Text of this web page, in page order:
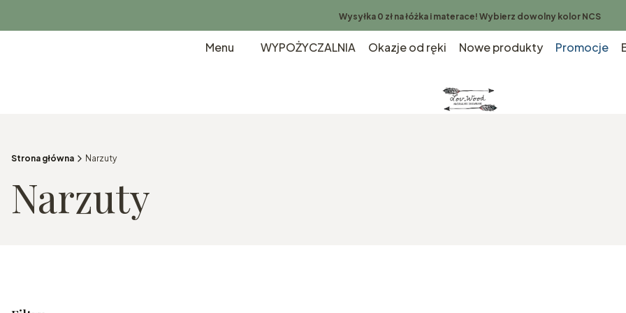
Wysyłka 0 zł na łóżka i materace! Wybierz dowolny kolor NCS
Menu WYPOŻYCZALNIA Okazje od ręki Nowe produkty Promocje
Strona główna Narzuty
Narzuty